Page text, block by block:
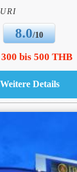
8.0/10
bis 500 THB